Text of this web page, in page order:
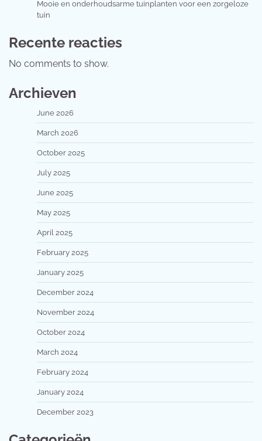
Mooie en onderhoudsarme tuinplanten voor een zorgeloze
tuin
Recente reacties
No comments to show.
Archieven
June 2026
March 2026
October 2025
July 2025
June 2025
May 2025
April 2025
February 2025
January 2025
December 2024
November 2024
October 2024
March 2024
February 2024
January 2024
December 2023